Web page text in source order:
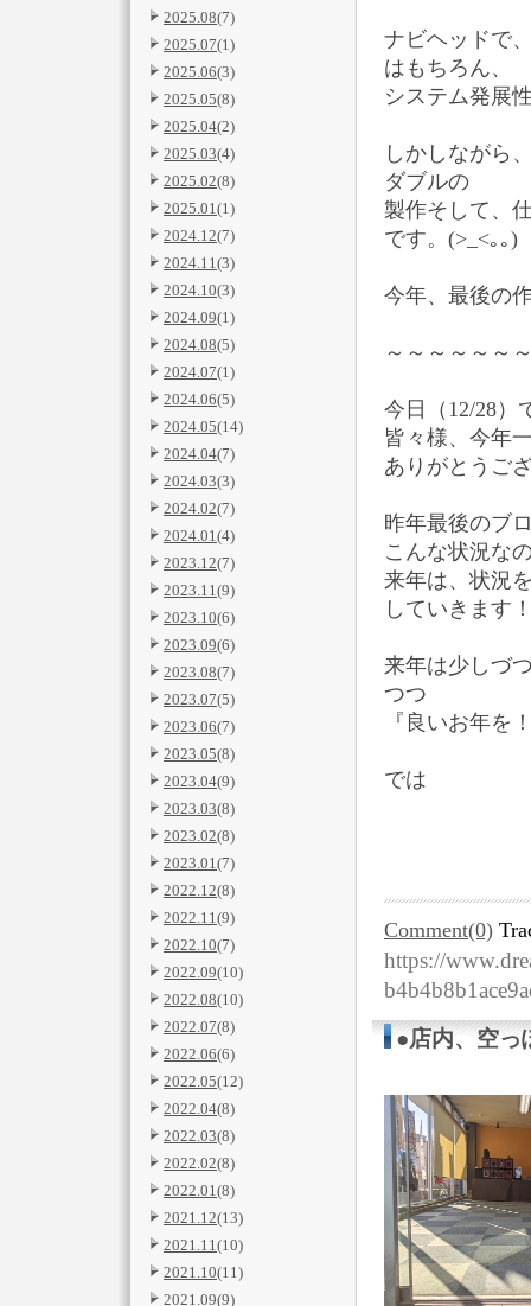
2025.08(7)
2025.07(1)
2025.06(3)
2025.05(8)
2025.04(2)
2025.03(4)
2025.02(8)
2025.01(1)
2024.12(7)
2024.11(3)
2024.10(3)
2024.09(1)
2024.08(5)
2024.07(1)
2024.06(5)
2024.05(14)
2024.04(7)
2024.03(3)
2024.02(7)
2024.01(4)
2023.12(7)
2023.11(9)
2023.10(6)
2023.09(6)
2023.08(7)
2023.07(5)
2023.06(7)
2023.05(8)
2023.04(9)
2023.03(8)
2023.02(8)
2023.01(7)
2022.12(8)
2022.11(9)
2022.10(7)
2022.09(10)
2022.08(10)
2022.07(8)
2022.06(6)
2022.05(12)
2022.04(8)
2022.03(8)
2022.02(8)
2022.01(8)
2021.12(13)
2021.11(10)
2021.10(11)
2021.09(9)
ナビヘッドで
はもちろん、
システム発展
しかしながら
ダブルの
製作そして、
です。(>_<｡｡)
今年、最後の
～～～～～～
今日（12/28）
皆々様、今年
ありがとうご
昨年最後のブ
こんな状況な
来年は、状況
していきます
来年は少しづ
つつ
『良いお年を
では
Comment(0)
https://
●店内、空っ